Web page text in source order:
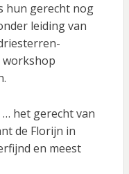
hun gerecht nog
leiding van
workshop
het gerecht van
de Florijn in
en meest